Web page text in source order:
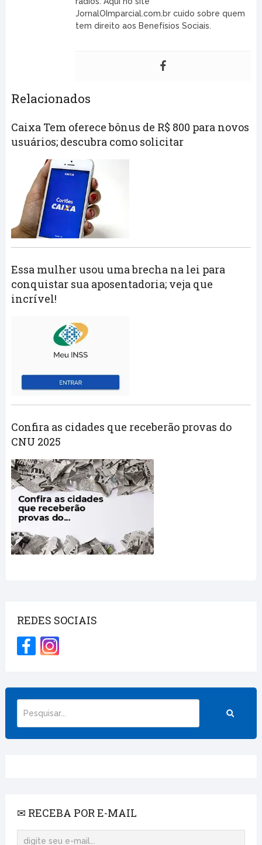
JornalOImparcial.com.br cuido sobre quem
tem direito aos Benefísios Sociais.
Relacionados
Caixa Tem oferece bônus de R$ 800 para novos
usuários; descubra como solicitar
Essa mulher usou uma brecha na lei para
conquistar sua aposentadoria; veja que
incrível!
Confira as cidades que receberão provas do
CNU 2025
REDES SOCIAIS
✉ RECEBA POR E-MAIL